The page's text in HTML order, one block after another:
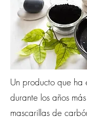
Un producto que ha
durante los años
mascarillas de